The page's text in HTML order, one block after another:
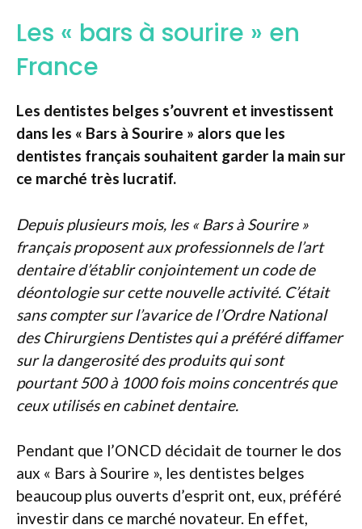
Les « bars à sourire » en
France
Les dentistes belges s’ouvrent et investissent
dans les « Bars à Sourire » alors que les
dentistes français souhaitent garder la main sur
ce marché très lucratif.
Depuis plusieurs mois, les « Bars à Sourire »
français proposent aux professionnels de l’art
dentaire d’établir conjointement un code de
déontologie sur cette nouvelle activité. C’était
sans compter sur l’avarice de l’Ordre National
des Chirurgiens Dentistes qui a préféré diffamer
sur la dangerosité des produits qui sont
pourtant 500 à 1000 fois moins concentrés que
ceux utilisés en cabinet dentaire.
Pendant que l’ONCD décidait de tourner le dos
aux « Bars à Sourire », les dentistes belges
beaucoup plus ouverts d’esprit ont, eux, préféré
investir dans ce marché novateur. En effet,